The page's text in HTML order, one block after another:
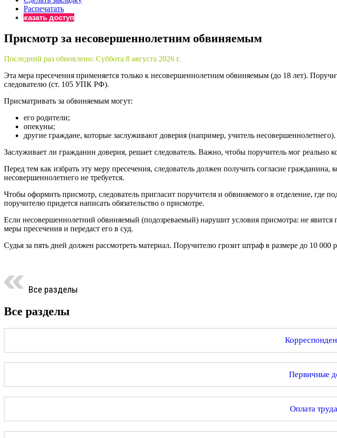
Материалы электронного журнала
«Нормативные акты для бухгалтера»
Онлайн-сервисы «Учетная политика» и
Распечатать
Заказать доступ
Присмотр за несовершеннолетним обвиняемым
Последний раз обновлено: Суббота 8 августа 2026 г.
Эта мера пресечения применяется только к несовершеннолетним обвиняемым (до 18 лет).
следователю (ст. 105 УПК РФ).
Присматривать за обвиняемым могут:
его родители;
опекуны;
другие граждане, которые заслуживают доверия (например, учитель несовершеннолетнего).
Заслуживает ли гражданин доверия, решает следователь. Важно, чтобы поручитель мог реально
Перед тем как избрать эту меру пресечения, следователь должен получить согласие
несовершеннолетнего не требуется.
Чтобы оформить присмотр, следователь пригласит поручителя и обвиняемого в отделение, где
поручителю придется написать обязательство о присмотре.
Если несовершеннолетний обвиняемый (подозреваемый) нарушит условия присмотра: не явится
меры пресечения и передаст его в суд.
Судья за пять дней должен рассмотреть материал. Поручителю грозит штраф в размере до 10
Все разделы
Все разделы
Первичные
Оплата